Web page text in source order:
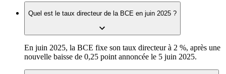
Quel est le taux directeur de la BCE en juin 2025 ?
En juin 2025, la BCE fixe son taux directeur à 2 %, après une
nouvelle baisse de 0,25 point annoncée le 5 juin 2025.